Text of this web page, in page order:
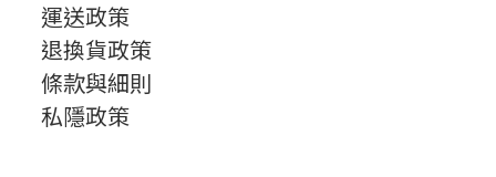
運送政策
退換貨政策
條款與細則
私隱政策